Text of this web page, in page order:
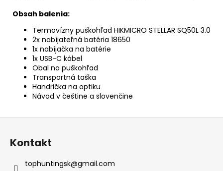
Obsah balenia:
Termovízny puškohľad HIKMICRO STELLAR SQ50L 3.0
2x nabíjateľná batéria 18650
1x nabíjačka na batérie
1x USB-C kábel
Obal na puškohľad
Transportná taška
Handrička na optiku
Návod v češtine a slovenčine
Z
Kontakt
tophuntingsk@gmail.com